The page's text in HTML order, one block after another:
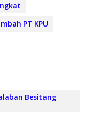
PT KPU
Besitang